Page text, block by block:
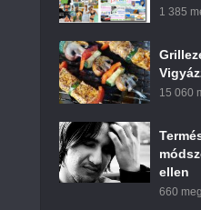
1 385
15 060
ellen
660